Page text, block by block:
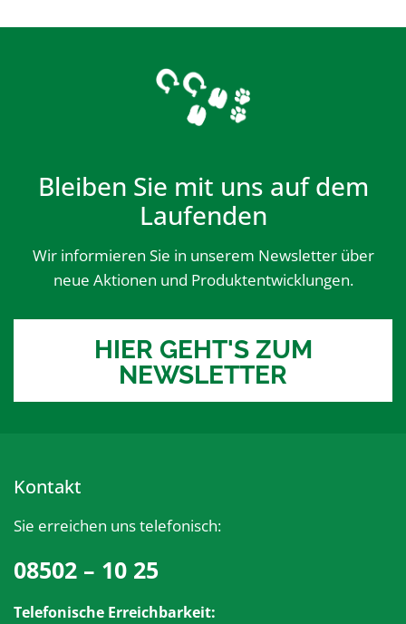
Bleiben Sie mit uns auf dem
Laufenden
Wir informieren Sie in unserem Newsletter über
neue Aktionen und Produktentwicklungen.
HIER GEHT'S ZUM
NEWSLETTER
Kontakt
Sie erreichen uns telefonisch:
08502 – 10 25
Telefonische Erreichbarkeit: